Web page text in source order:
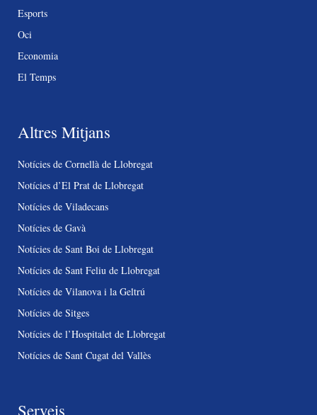
Esports
Oci
Economia
El Temps
Altres Mitjans
Notícies de Cornellà de Llobregat
Notícies d’El Prat de Llobregat
Notícies de Viladecans
Notícies de Gavà
Notícies de Sant Boi de Llobregat
Notícies de Sant Feliu de Llobregat
Notícies de Vilanova i la Geltrú
Notícies de Sitges
Notícies de l’Hospitalet de Llobregat
Notícies de Sant Cugat del Vallès
Serveis